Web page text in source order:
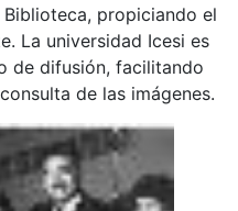
propiciando el
La universidad Icesi es
de difusión, facilitando
de las imágenes.